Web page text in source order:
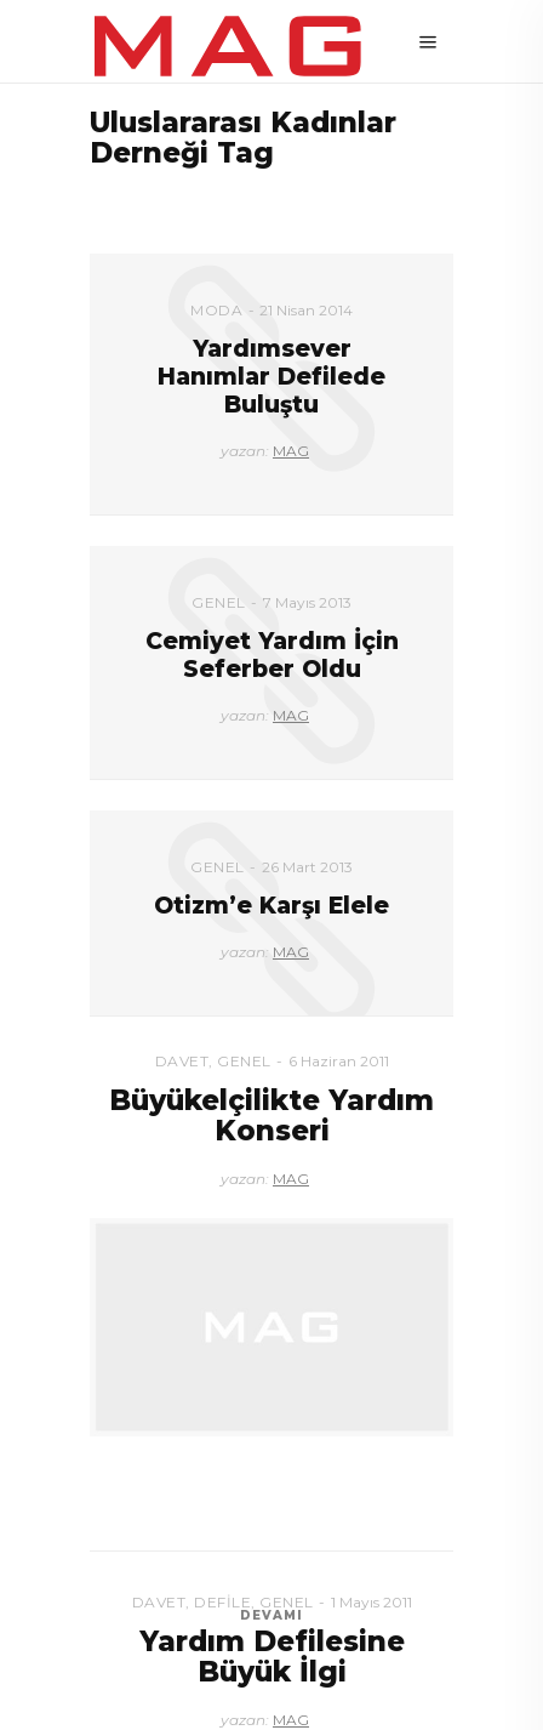
Uluslararası Kadınlar
Derneği Tag
MODA 21 Nisan 2014
Yardımsever
Hanımlar Defilede
Buluştu
yazan: MAG
GENEL 7 Mayıs 2013
Cemiyet Yardım İçin
Seferber Oldu
yazan: MAG
GENEL 26 Mart 2013
Otizm’e Karşı Elele
yazan: MAG
DAVET, GENEL 6 Haziran 2011
Büyükelçilikte Yardım
Konseri
yazan: MAG
DEVAMI
DAVET DEFILE GENEL 1 Mayıs 2011
Yardım Defilesine
Büyük İlgi
yazan: MAG